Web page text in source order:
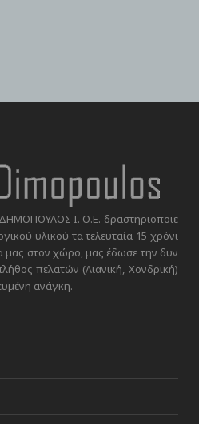
Ι. Ο.Ε. δραστηριοποιε
υλικού τα τελευταία 15 χρόνι
μας στον χώρο, μας έδωσε την δυν
πελατών (Λιανική, Χονδρική)
ανάγκη.